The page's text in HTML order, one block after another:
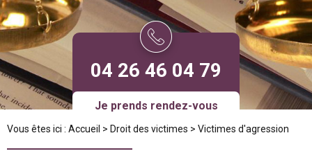
04 26 46 04 79
Je prends rendez-vous
Vous êtes ici : Accueil > Droit des victimes > Victimes d'agression